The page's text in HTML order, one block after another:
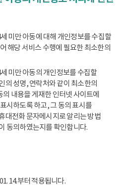
미만 아동에 대해 개인정보를 수집할
해당 서비스 수행에 필요한 최소한의
미만 아동의 개인정보를 수집할
의 성명, 연락처와 같이 최소한의
내용을 게재한 인터넷 사이트에
시하도록 하고, 그 동의 표시를
대전화 문자메시지로 알리는 방법
동의하였는지를 확인합니다.
14.부터 적용됩니다.